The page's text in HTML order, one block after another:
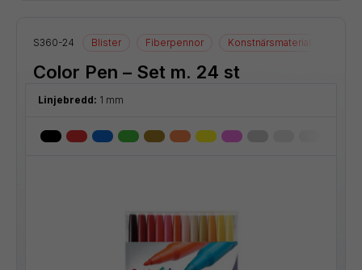
S360-24 Blister Fiberpennor Konstnärsmaterial
Color Pen – Set m. 24 st
Linjebredd: 1 mm